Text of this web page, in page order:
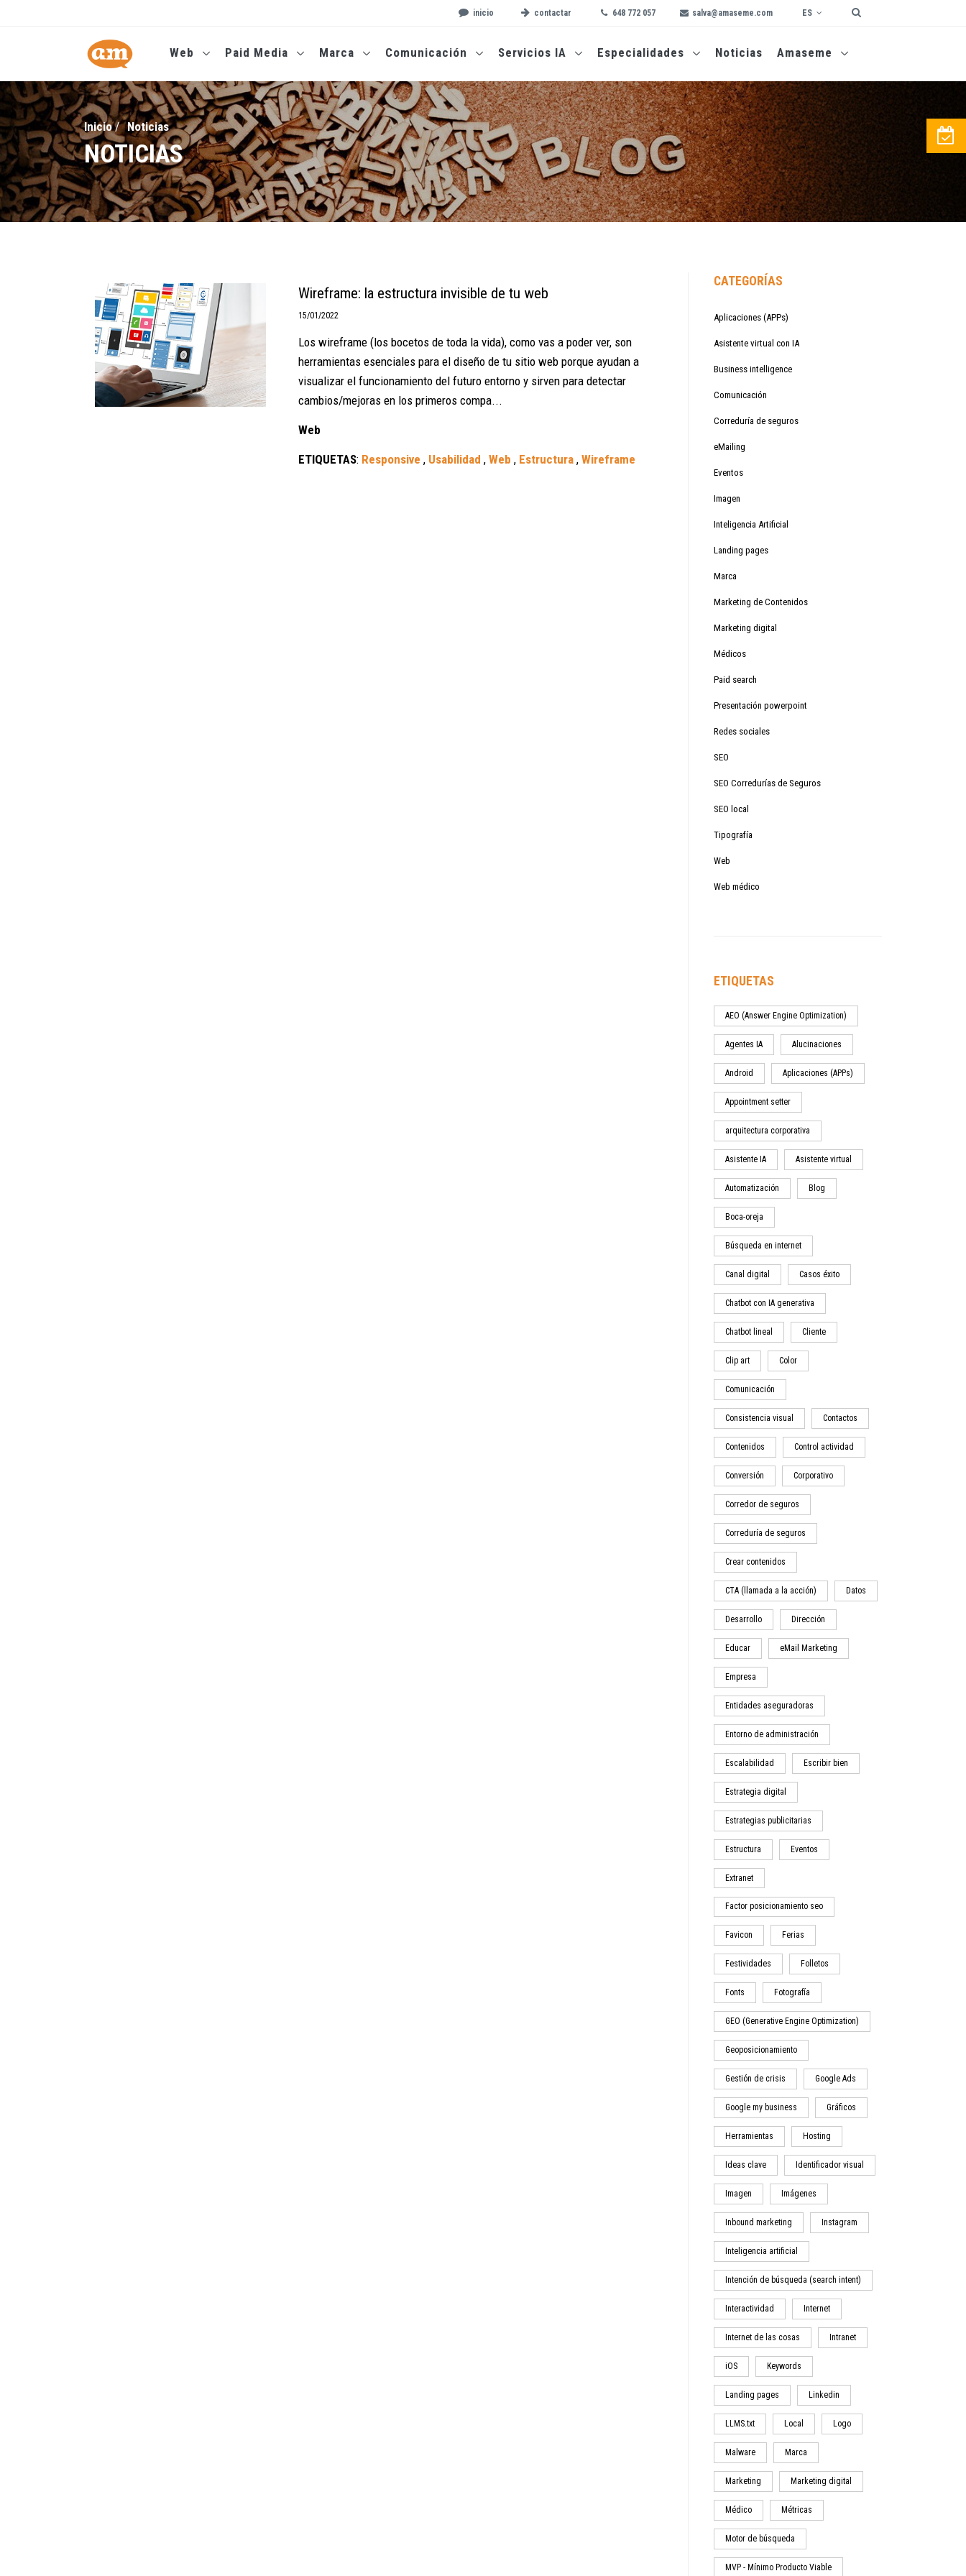
inicio contactar 648 772 057 salva@amaseme.com ES
Web Paid Media Marca Comunicación Servicios IA Especialidades Noticias Amaseme
Inicio / Noticias
NOTICIAS
Wireframe: la estructura invisible de tu web
15/01/2022
Los wireframe (los bocetos de toda la vida), como vas a poder ver, son
herramientas esenciales para el diseño de tu sitio web porque ayudan a
visualizar el funcionamiento del futuro entorno y sirven para detectar
cambios/mejoras en los primeros compa...
Web
ETIQUETAS: Responsive , Usabilidad ,Web , Estructura ,Wireframe
CATEGORÍAS
Aplicaciones (APPs)
Asistente virtual con IA
Business intelligence
Comunicación
Correduría de seguros
eMailing
Eventos
Imagen
Inteligencia Artificial
Landing pages
Marca
Marketing de Contenidos
Marketing digital
Médicos
Paid search
Presentación powerpoint
Redes sociales
SEO
SEO Corredurías de Seguros
SEO local
Tipografía
Web
Web médico
ETIQUETAS
AEO (Answer Engine Optimization)
Agentes IA Alucinaciones
Android Aplicaciones (APPs)
Appointment setter
arquitectura corporativa
Asistente IA Asistente virtual
Automatización Blog
Boca-oreja
Búsqueda en internet
Canal digital Casos éxito
Chatbot con IA generativa
Chatbot lineal Cliente
Clip art Color
Comunicación
Consistencia visual Contactos
Contenidos Control actividad
Conversión Corporativo
Corredor de seguros
Correduría de seguros
Crear contenidos
CTA (llamada a la acción) Datos
Desarrollo Dirección
Educar eMail Marketing
Empresa
Entidades aseguradoras
Entorno de administración
Escalabilidad Escribir bien
Estrategia digital
Estrategias publicitarias
Estructura Eventos
Extranet
Factor posicionamiento seo
Favicon Ferias
Festividades Folletos
Fonts Fotografía
GEO (Generative Engine Optimization)
Geoposicionamiento
Gestión de crisis Google Ads
Google my business Gráficos
Herramientas Hosting
Ideas clave Identificador visual
Imagen Imágenes
Inbound marketing Instagram
Inteligencia artificial
Intención de búsqueda (search intent)
Interactividad Internet
Internet de las cosas Intranet
iOS Keywords
Landing pages Linkedin
LLMS.txt Local Logo
Malware Marca
Marketing Marketing digital
Médico Métricas
Motor de búsqueda
MVP - Mínimo Producto Viable